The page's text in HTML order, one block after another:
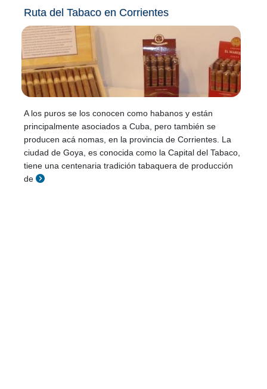
Ruta del Tabaco en Corrientes
A los puros se los conocen como habanos y están
principalmente asociados a Cuba, pero también se
producen acá nomas, en la provincia de Corrientes. La
ciudad de Goya, es conocida como la Capital del Tabaco,
tiene una centenaria tradición tabaquera de producción
de